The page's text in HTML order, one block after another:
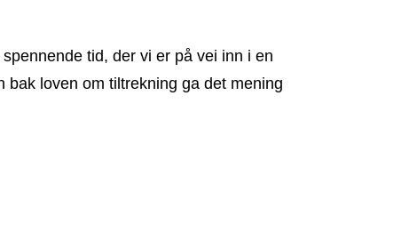
tid, der vi er på vei inn i en
loven om tiltrekning ga det mening